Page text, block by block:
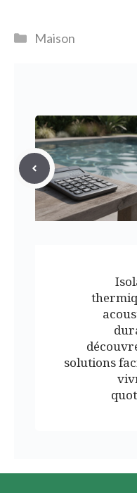
Catégories
Maison
solutions